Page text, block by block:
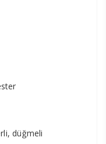
düğmeli